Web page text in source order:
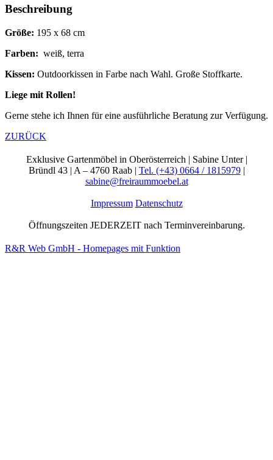
Beschreibung
Größe: 195 x 68 cm
Farben: weiß, terra
Kissen: Outdoorkissen in Farbe nach Wahl. Große Stoffkarte.
Liege mit Rollen!
Gerne stehe ich Ihnen für eine ausführliche Beratung zur Verfügung.
ZURÜCK
Exklusive Gartenmöbel in Oberösterreich | Sabine Unter |
Bründl 43 | A – 4760 Raab | Tel. (+43) 0664 / 1815979|
sabine@freiraummoebel.at
Impressum Datenschutz
Öffnungszeiten JEDERZEIT nach Terminvereinbarung.
R&R Web GmbH - Homepages mit Funktion